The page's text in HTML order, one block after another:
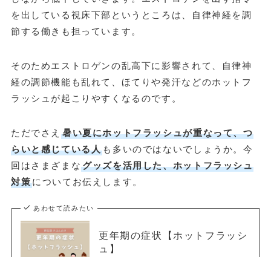
を出している視床下部というところは、自律神経を調
節する働きも担っています。
そのためエストロゲンの乱高下に影響されて、自律神
経の調節機能も乱れて、ほてりや発汗などのホットフ
ラッシュが起こりやすくなるのです。
ただでさえ 暑い夏にホットフラッシュが重なって、つ
らいと感じている人 も多いのではないでしょうか。今
回はさまざまなグッズを活用した、ホットフラッシュ
対策についてお伝えします。
あわせて読みたい
更年期の症状【ホットフラッシ
ュ】